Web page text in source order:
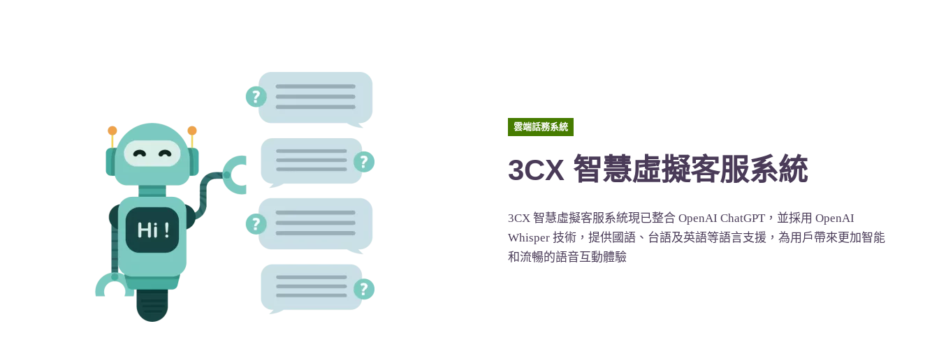
雲端話務系統
3CX 智慧虛擬客服系統
3CX 智慧虛擬客服系統現已整合 OpenAI ChatGPT，並採用 OpenAI
Whisper 技術，提供國語、台語及英語等語言支援，為用戶帶來更加智能
和流暢的語音互動體驗